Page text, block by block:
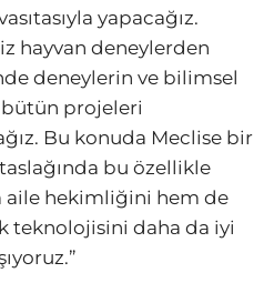
yapacağız.
hayvan deneylerden
deneylerin ve bilimsel
bütün projeleri
Bu konuda Meclise bir
bu özellikle
hekimliğini hem de
teknolojisini daha da iyi